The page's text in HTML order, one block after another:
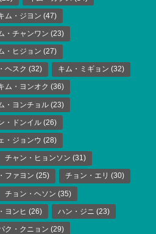
ム・ジヨン (47)
・チャンワン (23)
・ヒジョン (27)
ヘスク (32) キム・ミギョン (32)
ム・ヨンオク (36)
・ヨンチョル (23)
・ドンイル (26)
・ジョンウ (28)
チャン・ヒョンソン (31)
ファヨン (25) チョン・エリ (30)
チョン・ヘソン (35)
ヨンヒ (26) ハン・ジニ (23)
ク・クニョン (29)